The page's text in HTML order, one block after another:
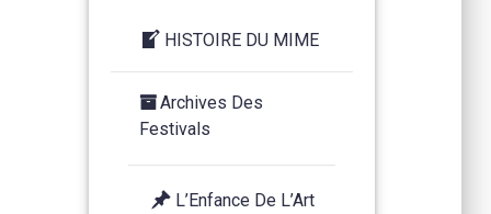
HISTOIRE DU MIME
Archives Des
Festivals
L’Enfance De L’Art